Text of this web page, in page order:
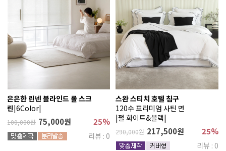
은은한 린넨 블라인드 롤 스크
린|6Color|
100,000원 75,000원 25%
리뷰 : 0
스완 스티치 호텔 침구
120수 프리미엄 사틴 면
|펄 화이트&블랙|
290,000원 217,500원 25%
리뷰 : 0